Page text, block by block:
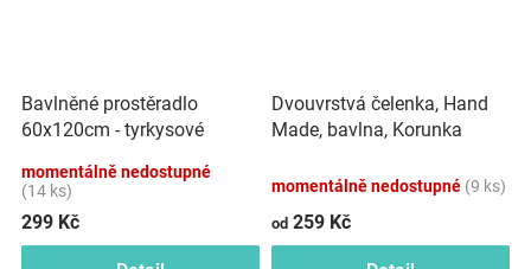
Bavlněné prostěradlo
60x120cm - tyrkysové
momentálně nedostupné
(14 ks)
299 Kč
Dvouvrstvá čelenka, Hand
Made, bavlna, Korunka
momentálně nedostupné (9 ks)
od 259 Kč